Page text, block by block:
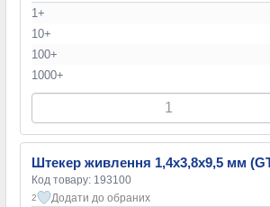
1+
10+
100+
1000+
Штекер живлення 1,4х3,8x9,5 мм
Код товару: 193100
2 Додати до обраних